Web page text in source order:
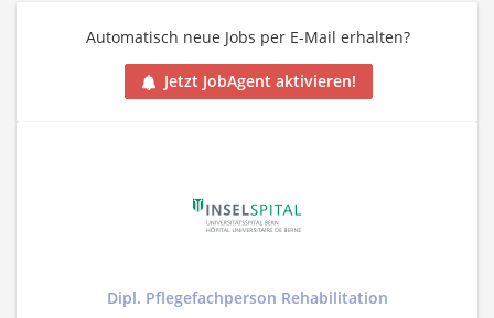
Automatisch neue Jobs per E-Mail erhalten?
Jetzt JobAgent aktivieren!
Dipl. Pflegefachperson Rehabilitation